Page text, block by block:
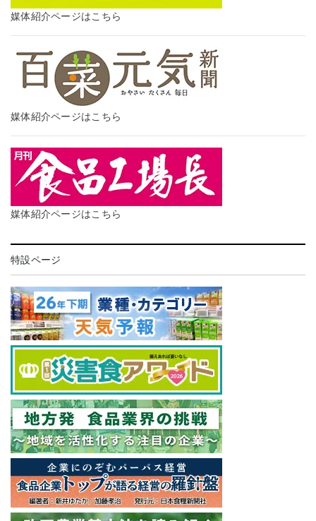
媒体紹介ページはこちら
媒体紹介ページはこちら
媒体紹介ページはこちら
特設ページ